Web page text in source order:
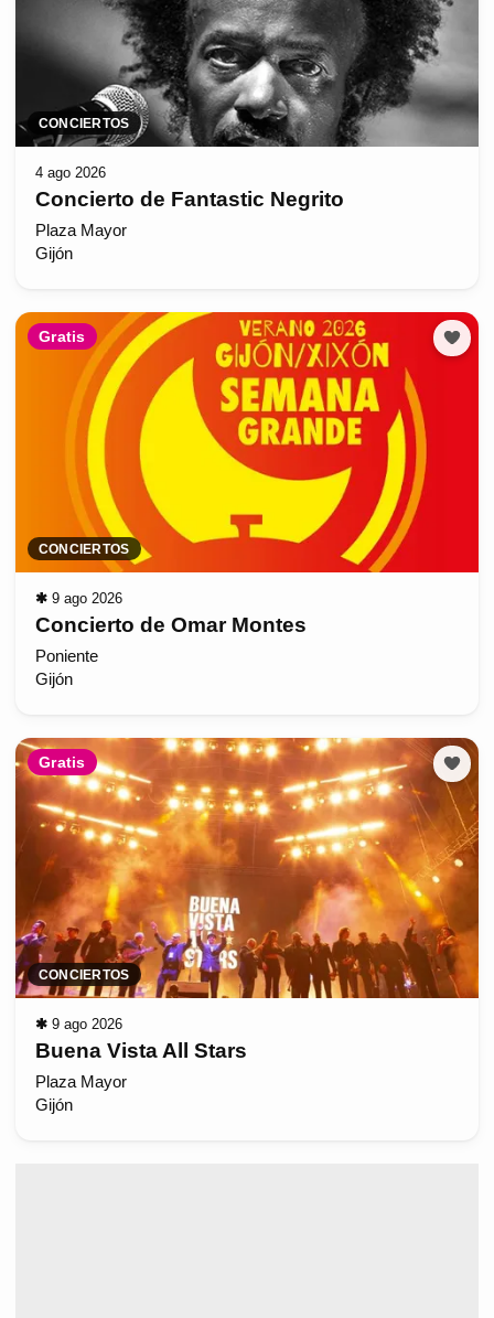
CONCIERTOS
4 ago 2026
Concierto de Fantastic Negrito
Plaza Mayor
Gijón
Gratis
CONCIERTOS
✱ 9 ago 2026
Concierto de Omar Montes
Poniente
Gijón
Gratis
CONCIERTOS
✱ 9 ago 2026
Buena Vista All Stars
Plaza Mayor
Gijón